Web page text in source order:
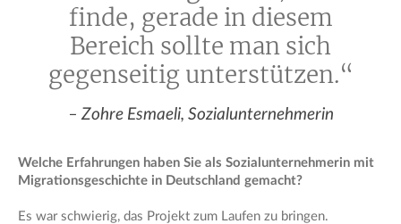
finde, gerade in diesem
Bereich sollte man sich
gegenseitig unterstützen.“
– Zohre Esmaeli, Sozialunternehmerin
Welche Erfahrungen haben Sie als Sozialunternehmerin mit
Migrationsgeschichte in Deutschland gemacht?
Es war schwierig, das Projekt zum Laufen zu bringen.